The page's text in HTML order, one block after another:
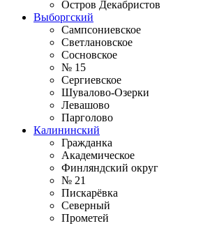
Остров Декабристов
Выборгский
Сампсониевское
Светлановское
Сосновское
№ 15
Сергиевское
Шувалово-Озерки
Левашово
Парголово
Калининский
Гражданка
Академическое
Финляндский округ
№ 21
Пискарёвка
Северный
Прометей